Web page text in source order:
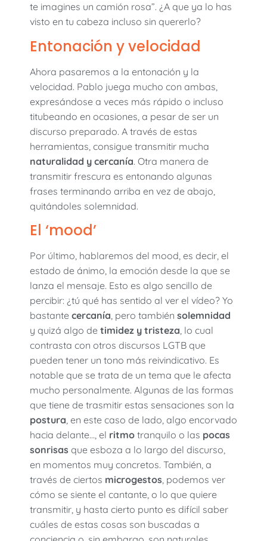
te imagines un camión rosa”. ¿A que ya lo has
visto en tu cabeza incluso sin quererlo?
Entonación y velocidad
Ahora pasaremos a la entonación y la
velocidad. Pablo juega mucho con ambas,
expresándose a veces más rápido o incluso
titubeando en ocasiones, a pesar de ser un
discurso preparado. A través de estas
herramientas, consigue transmitir mucha
naturalidad y cercanía. Otra manera de
transmitir frescura es entonando algunas
frases terminando arriba en vez de abajo,
quitándoles solemnidad.
El ‘mood’
Por último, hablaremos del mood, es decir, el
estado de ánimo, la emoción desde la que se
lanza el mensaje. Esto es algo sencillo de
percibir: ¿tú qué has sentido al ver el vídeo? Yo
bastante cercanía, pero también solemnidad
y quizá algo de timidez y tristeza, lo cual
contrasta con otros discursos LGTB que
pueden tener un tono más reivindicativo. Es
notable que se trata de un tema que le afecta
mucho personalmente. Algunas de las formas
que tiene de trasmitir estas sensaciones son la
postura, en este caso de lado, algo encorvado
hacia delante…, el ritmo tranquilo o las pocas
sonrisas que esboza a lo largo del discurso,
en momentos muy concretos. También, a
través de ciertos microgestos, podemos ver
cómo se siente el cantante, o lo que quiere
transmitir, y hasta cierto punto es difícil saber
cuáles de estas cosas son buscadas a